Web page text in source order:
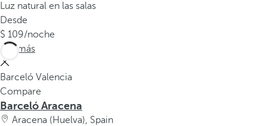
a
n
a
e
m
e
r
g
Luz natural en las salas
Desde
109/noche
Ver más
Barceló Valencia
Compare
Barceló Aracena
Aracena (Huelva), Spain